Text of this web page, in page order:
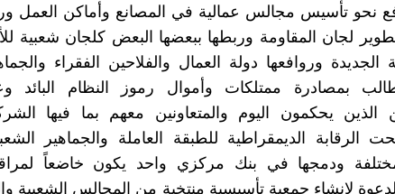
نحو تأسيس مجالس عمالية في المصانع وأماكن العمل
لجان المقاومة وربطها ببعضها البعض كلجان شعبية
الجديدة وروافعها دولة العمال والفلاحين الفقراء
بمصادرة ممتلكات وأموال رموز النظام البائد
الذين يحكمون اليوم والمتعاونين معهم بما فيها
الرقابة الديمقراطية للطبقة العاملة والجماهير
ودمجها في بنك مركزي واحد يكون خاضعاً
لإنشاء جمعية تأسيسية منتخبة من المجالس الشعبية